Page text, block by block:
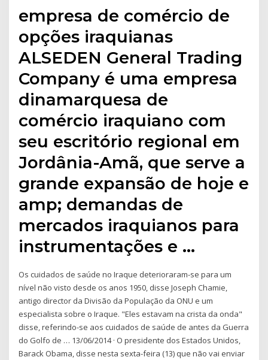
empresa de comércio de
opções iraquianas
ALSEDEN General Trading
Company é uma empresa
dinamarquesa de
comércio iraquiano com
seu escritório regional em
Jordânia-Amã, que serve a
grande expansão de hoje e
amp; demandas de
mercados iraquianos para
instrumentações e …
Os cuidados de saúde no Iraque deterioraram-se para um
nível não visto desde os anos 1950, disse Joseph Chamie,
antigo director da Divisão da População da ONU e um
especialista sobre o Iraque. "Eles estavam na crista da onda"
disse, referindo-se aos cuidados de saúde de antes da Guerra
do Golfo de … 13/06/2014 · O presidente dos Estados Unidos,
Barack Obama, disse nesta sexta-feira (13) que não vai enviar